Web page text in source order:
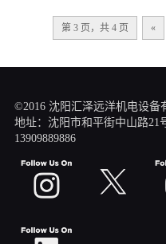
第 3 页，共 4 页 «
©2016 沈阳汇泽远洋机电设备
地址：沈阳市和平街中山路21
13909889886